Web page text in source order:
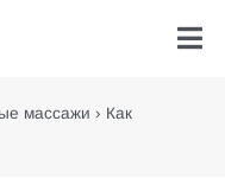
массажи › Как